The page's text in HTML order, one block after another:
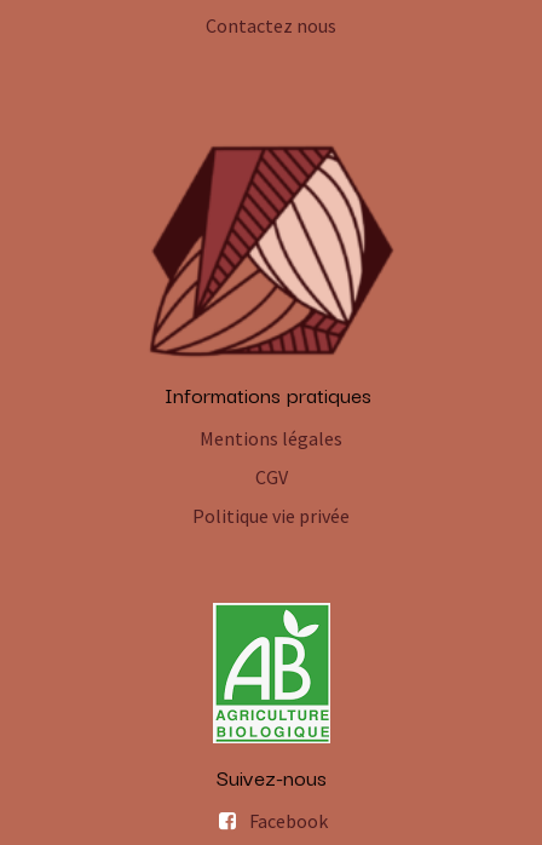
Contactez nous
Informations pratiques
Mentions légales
CGV
Politique vie privée
Suivez-nous
Facebook